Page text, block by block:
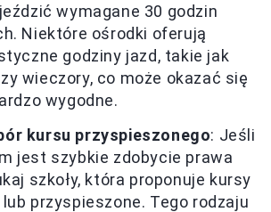
wymagane 30 godzin
Niektóre ośrodki oferują
godziny jazd, takie jak
wieczory, co może okazać się
wygodne.
kursu przyspieszonego: Jeśli
jest szybkie zdobycie prawa
szkoły, która proponuje kursy
przyspieszone. Tego rodzaju